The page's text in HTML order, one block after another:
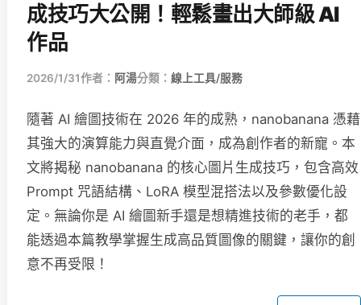
成技巧大公開！輕鬆畫出大師級 AI
作品
2026/1/31作者： 阿湯分類： 線上工具/服務
隨著 AI 繪圖技術在 2026 年的成熟，nanobanana 憑藉
其強大的演算能力與直覺介面，成為創作者的新寵。本
文將揭秘 nanobanana 的核心圖片生成技巧，包含高效
Prompt 咒語結構、LoRA 模型混搭法以及參數優化設
定。無論你是 AI 繪圖新手還是想精進技術的老手，都
能透過本篇教學掌握生成高品質圖像的關鍵，讓你的創
意不再受限！